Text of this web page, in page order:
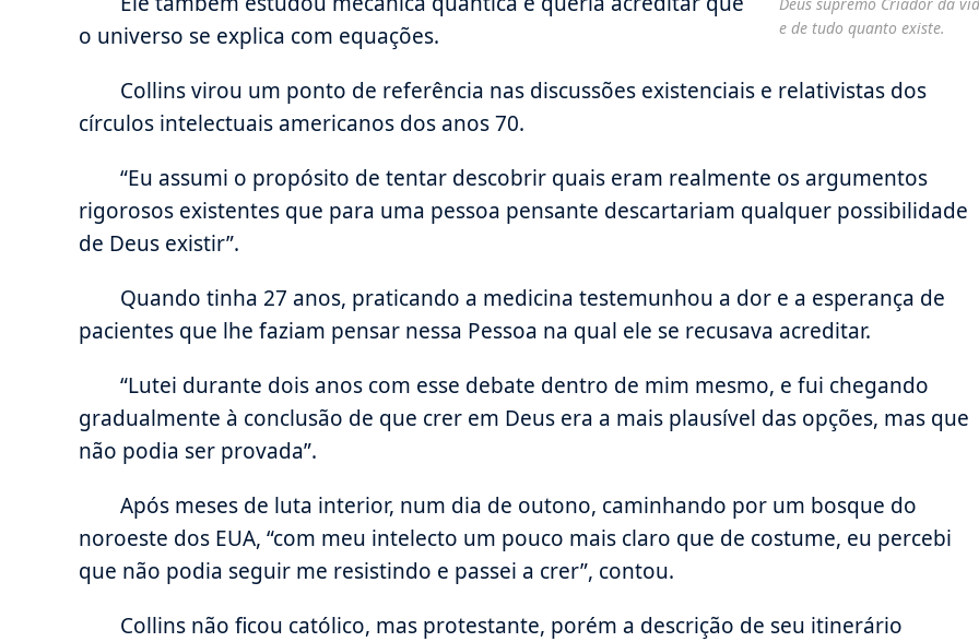
e de tudo quanto existe.
o universo se explica com equações.
Collins virou um ponto de referência nas discussões existenciais e relativistas dos
círculos intelectuais americanos dos anos 70.
“Eu assumi o propósito de tentar descobrir quais eram realmente os argumentos
rigorosos existentes que para uma pessoa pensante descartariam qualquer possibilidade
de Deus existir”.
Quando tinha 27 anos, praticando a medicina testemunhou a dor e a esperança de
pacientes que lhe faziam pensar nessa Pessoa na qual ele se recusava acreditar.
“Lutei durante dois anos com esse debate dentro de mim mesmo, e fui chegando
gradualmente à conclusão de que crer em Deus era a mais plausível das opções, mas que
não podia ser provada”.
Após meses de luta interior, num dia de outono, caminhando por um bosque do
noroeste dos EUA, “com meu intelecto um pouco mais claro que de costume, eu percebi
que não podia seguir me resistindo e passei a crer”, contou.
Collins não ficou católico, mas protestante, porém a descrição de seu itinerário